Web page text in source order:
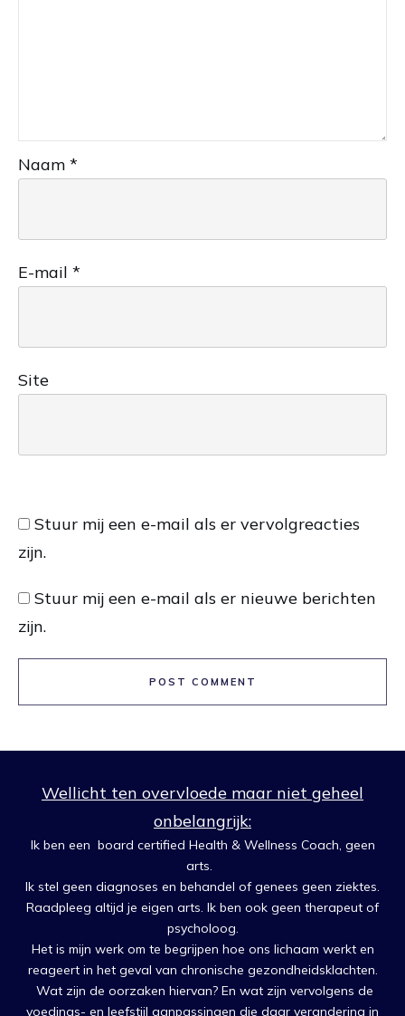
Naam *
E-mail *
Site
Stuur mij een e-mail als er vervolgreacties
zijn.
Stuur mij een e-mail als er nieuwe berichten
zijn.
POST COMMENT
Wellicht ten overvloede maar niet geheel
onbelangrijk:
Ik ben een board certified Health & Wellness Coach, geen
arts.
Ik stel geen diagnoses en behandel of genees geen ziektes.
Raadpleeg altijd je eigen arts. Ik ben ook geen therapeut of
psycholoog.
Het is mijn werk om te begrijpen hoe ons lichaam werkt en
reageert in het geval van chronische gezondheidsklachten.
Wat zijn de oorzaken hiervan? En wat zijn vervolgens de
voedings- en leefstijl aanpassingen die daar verandering in